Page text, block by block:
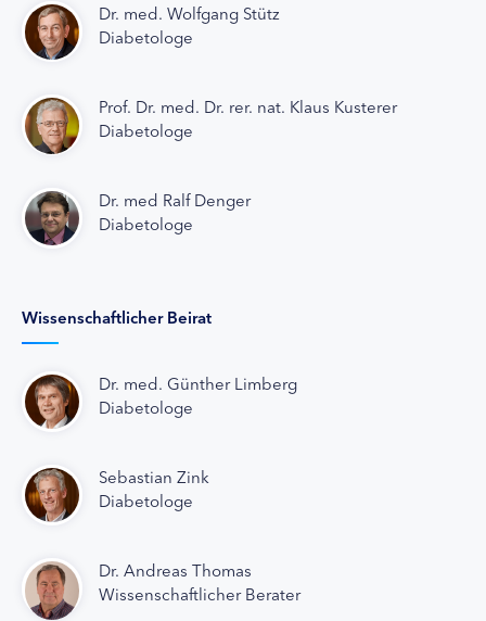
Dr. med. Wolfgang Stütz
Diabetologe
Prof. Dr. med. Dr. rer. nat. Klaus Kusterer
Diabetologe
Dr. med Ralf Denger
Diabetologe
Wissenschaftlicher Beirat
Dr. med. Günther Limberg
Diabetologe
Sebastian Zink
Diabetologe
Dr. Andreas Thomas
Wissenschaftlicher Berater